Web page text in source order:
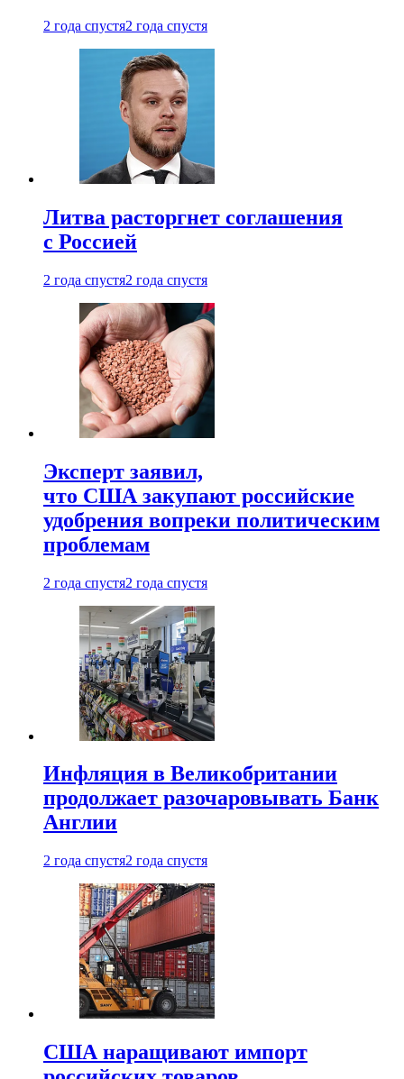
2 года спустя2 года спустя
Литва расторгнет соглашения
с Россией
2 года спустя2 года спустя
Эксперт заявил,
что США закупают российские
удобрения вопреки политическим
проблемам
2 года спустя2 года спустя
Инфляция в Великобритании
продолжает разочаровывать Банк
Англии
2 года спустя2 года спустя
США наращивают импорт